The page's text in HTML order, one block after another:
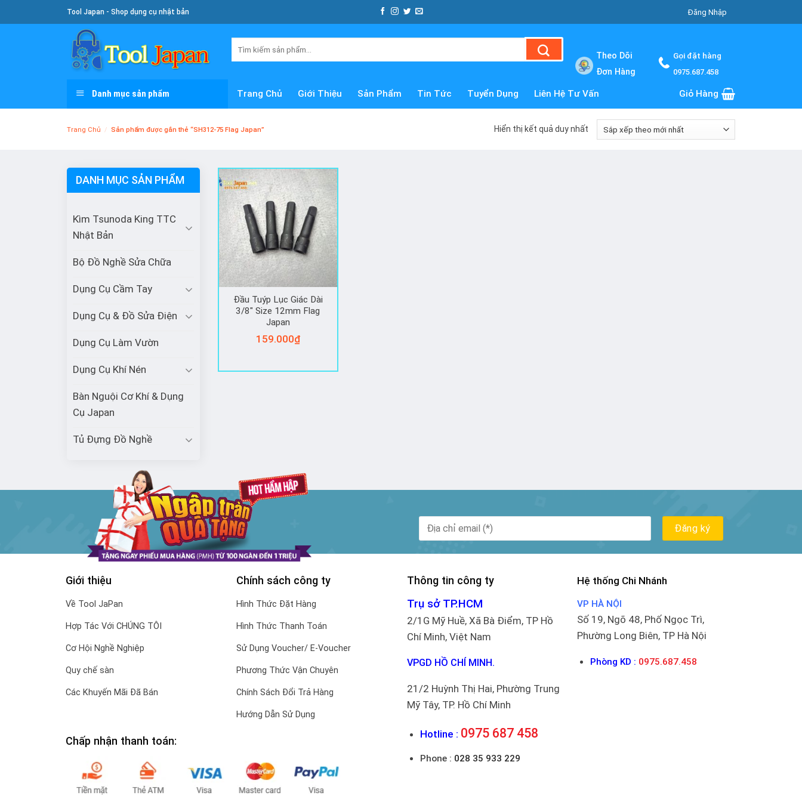
To
Tool Japan - Shop dụng cụ nhật bản Đăng Nhập
Theo Dõi
Đơn Hàng
Gọi đặt hàng
0975.687.458
Danh mục sản phẩm Trang Chủ Giới Thiệu Sản Phẩm Tin Tức Tuyển Dụng Liên Hệ Tư Vấn Giỏ Hàng
Trang Chủ / Sản phẩm được gắn thẻ “SH312-75 Flag Japan” Hiển thị kết quả duy nhất
DANH MỤC SẢN PHẨM
Kìm Tsunoda King TTC
Nhật Bản
Bộ Đồ Nghề Sửa Chữa
Dụng Cụ Cầm Tay
Dụng Cụ & Đồ Sửa Điện
Dụng Cụ Làm Vườn
Dụng Cụ Khí Nén
Bàn Nguội Cơ Khí & Dụng
Cụ Japan
Tủ Đựng Đồ Nghề
Đầu Tuýp Lục Giác Dài
3/8″ Size 12mm Flag
Japan
159.000₫
Giới thiệu
Về Tool JaPan
Hợp Tác Với CHÚNG TÔI
Cơ Hội Nghề Nghiệp
Quy chế sàn
Các Khuyến Mãi Đã Bán
Chính sách công ty
Hình Thức Đặt Hàng
Hình Thức Thanh Toán
Sử Dụng Voucher/ E-Voucher
Phương Thức Vận Chuyên
Chính Sách Đổi Trả Hàng
Hướng Dẫn Sử Dụng
Chấp nhận thanh toán:
Thông tin công ty
Trụ sở TP.HCM
2/1G Mỹ Huề, Xã Bà Điểm, TP Hồ
Chí Minh, Việt Nam
VPGD HỒ CHÍ MINH.
21/2 Huỳnh Thị Hai, Phường Trung
Mỹ Tây, TP. Hồ Chí Minh
Hotline : 0975 687 458
Phone : 028 35 933 229
Hệ thống Chi Nhánh
VP HÀ NỘI
Số 19, Ngõ 48, Phố Ngọc Trì,
Phường Long Biên, TP Hà Nội
Phòng KD : 0975.687.458